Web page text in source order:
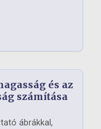
és az
számítása
ábrákkal,